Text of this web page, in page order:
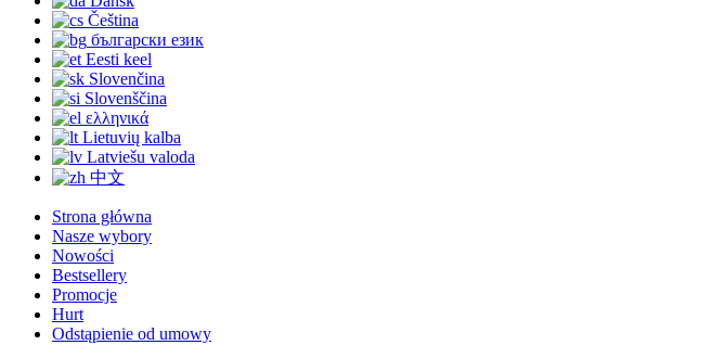
Čeština
български език
Eesti keel
Slovenčina
Slovenščina
ελληνικά
Lietuvių kalba
Latviešu valoda
中文
Strona główna
Nasze wybory
Nowości
Bestsellery
Promocje
Hurt
Odstąpienie od umowy